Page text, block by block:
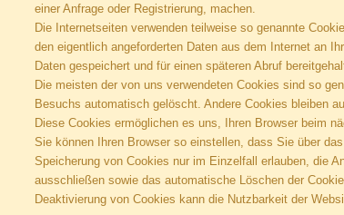
einer Anfrage oder Registrierung, machen.
Die Internetseiten verwenden teilweise so genannte
den eigentlich angeforderten Daten aus dem Internet an
Daten gespeichert und für einen späteren Abruf
Die meisten der von uns verwendeten Cookies sind so
Besuchs automatisch gelöscht. Andere Cookies bleiben
Diese Cookies ermöglichen es uns, Ihren Browser beim
Sie können Ihren Browser so einstellen, dass Sie über
Speicherung von Cookies nur im Einzelfall erlauben, die
ausschließen sowie das automatische Löschen der
Deaktivierung von Cookies kann die Nutzbarkeit der